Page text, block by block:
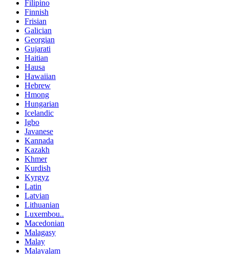
Filipino
Finnish
Frisian
Galician
Georgian
Gujarati
Haitian
Hausa
Hawaiian
Hebrew
Hmong
Hungarian
Icelandic
Igbo
Javanese
Kannada
Kazakh
Khmer
Kurdish
Kyrgyz
Latin
Latvian
Lithuanian
Luxembou..
Macedonian
Malagasy
Malay
Malayalam